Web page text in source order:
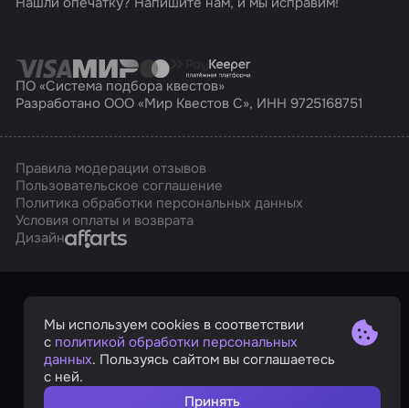
ПО «Система подбора квестов»
Разработано ООО «Мир Квестов С», ИНН 9725168751
Правила модерации отзывов
Пользовательское соглашение
Политика обработки персональных данных
Условия оплаты и возврата
ДизайнAffarts
Мы используем cookies в соответствии
с политикой обработки персональных
данных. Пользуясь сайтом вы соглашаетесь
с ней.
Принять